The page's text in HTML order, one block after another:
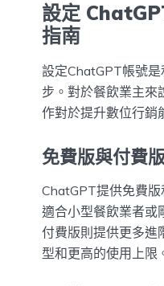
設定
指南
設定ChatGPT帳號
步。對於餐飲業主來
作對於提升數位行銷
免費版與付費
ChatGPT提供免費
適合小型餐飲業者或
付費版則提供更多進
型和更高的使用上限